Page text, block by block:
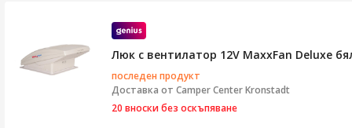
Люк с вентилатор 12V MaxxFan Deluxe
последен продукт
Доставка от Camper Center Kronstadt
20 вноски без оскъпяване